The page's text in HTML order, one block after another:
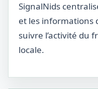
SignalNids
et les informations
suivre l’activité du
locale.